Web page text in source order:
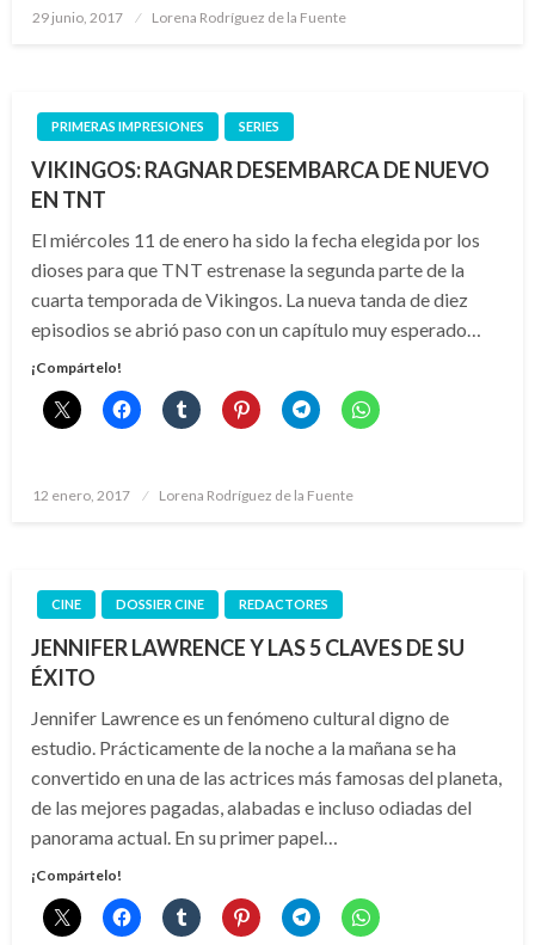
Publicado
29 junio, 2017 Lorena Rodríguez de la Fuente
PRIMERAS IMPRESIONES SERIES
VIKINGOS: RAGNAR DESEMBARCA DE NUEVO
EN TNT
El miércoles 11 de enero ha sido la fecha elegida por los
dioses para que TNT estrenase la segunda parte de la
cuarta temporada de Vikingos. La nueva tanda de diez
episodios se abrió paso con un capítulo muy esperado…
¡Compártelo!
Publicado
12 enero, 2017 Lorena Rodríguez de la Fuente
CINE DOSSIER CINE REDACTORES
JENNIFER LAWRENCE Y LAS 5 CLAVES DE SU
ÉXITO
Jennifer Lawrence es un fenómeno cultural digno de
estudio. Prácticamente de la noche a la mañana se ha
convertido en una de las actrices más famosas del planeta,
de las mejores pagadas, alabadas e incluso odiadas del
panorama actual. En su primer papel…
¡Compártelo!